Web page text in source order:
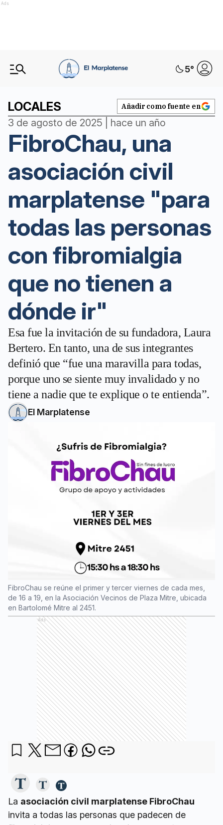
Ads
5°
LOCALES Añadir como fuente en
3 de agosto de 2025 | hace un año
FibroChau, una
asociación civil
marplatense "para
todas las personas
con fibromialgia
que no tienen a
dónde ir"
Esa fue la invitación de su fundadora, Laura
Bertero. En tanto, una de sus integrantes
definió que “fue una maravilla para todas,
porque uno se siente muy invalidado y no
tiene a nadie que te explique o te entienda”.
El Marplatense
FibroChau se reúne el primer y tercer viernes de cada mes,
de 16 a 19, en la Asociación Vecinos de Plaza Mitre, ubicada
en Bartolomé Mitre al 2451.
Ads
La asociación civil marplatense FibroChau
invita a todas las personas que padecen de